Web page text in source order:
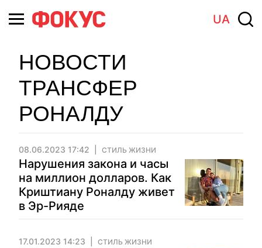
UA
НОВОСТИ
ТРАНСФЕР
РОНАЛДУ
08.06.2023 17:42 СТИЛЬ ЖИЗНИ
Нарушения закона и часы
на миллион долларов. Как
Криштиану Роналду живет
в Эр-Рияде
17.01.2023 14:23 СТИЛЬ ЖИЗНИ